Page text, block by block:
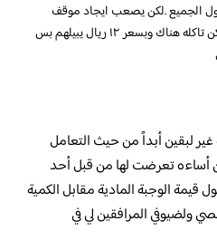
الجميع .لكن يصعب ايجاد موقف
لسيارتك هناك .واحلي طبق فول ممكن تاكله هناك وبسعر ١٢ ريال يبيلهم بس
لبقين أبداً من حيث التعامل
تعرضت لها من قبل أحد
الوجبة المادية مقابل الكمية
ولضيوفي المرافقين لي في